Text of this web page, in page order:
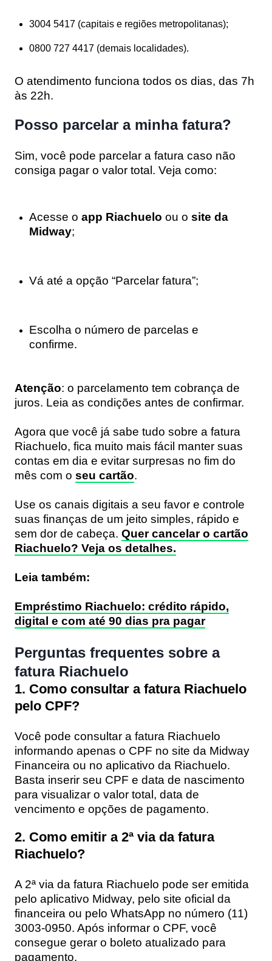
3004 5417 (capitais e regiões metropolitanas);
0800 727 4417 (demais localidades).
O atendimento funciona todos os dias, das 7h
às 22h.
Posso parcelar a minha fatura?
Sim, você pode parcelar a fatura caso não
consiga pagar o valor total. Veja como:
Acesse o app Riachuelo ou o site da
Midway;
Vá até a opção “Parcelar fatura”;
Escolha o número de parcelas e
confirme.
Atenção: o parcelamento tem cobrança de
juros. Leia as condições antes de confirmar.
Agora que você já sabe tudo sobre a fatura
Riachuelo, fica muito mais fácil manter suas
contas em dia e evitar surpresas no fim do
mês com o seu cartão.
Use os canais digitais a seu favor e controle
suas finanças de um jeito simples, rápido e
sem dor de cabeça. Quer cancelar o cartão
Riachuelo? Veja os detalhes.
Leia também:
Empréstimo Riachuelo: crédito rápido,
digital e com até 90 dias pra pagar
Perguntas frequentes sobre a
fatura Riachuelo
1. Como consultar a fatura Riachuelo
pelo CPF?
Você pode consultar a fatura Riachuelo
informando apenas o CPF no site da Midway
Financeira ou no aplicativo da Riachuelo.
Basta inserir seu CPF e data de nascimento
para visualizar o valor total, data de
vencimento e opções de pagamento.
2. Como emitir a 2ª via da fatura
Riachuelo?
A 2ª via da fatura Riachuelo pode ser emitida
pelo aplicativo Midway, pelo site oficial da
financeira ou pelo WhatsApp no número (11)
3003-0950. Após informar o CPF, você
consegue gerar o boleto atualizado para
pagamento.